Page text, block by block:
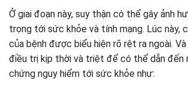
Ở giai đoạn này, suy thận có thể gây ảnh
trọng tới sức khỏe và tính mạng. Lúc này,
của bệnh được biểu hiện rõ rệt ra ngoài.
điều trị kịp thời và triệt để có thể dẫn đến
chứng nguy hiểm tới sức khỏe như: